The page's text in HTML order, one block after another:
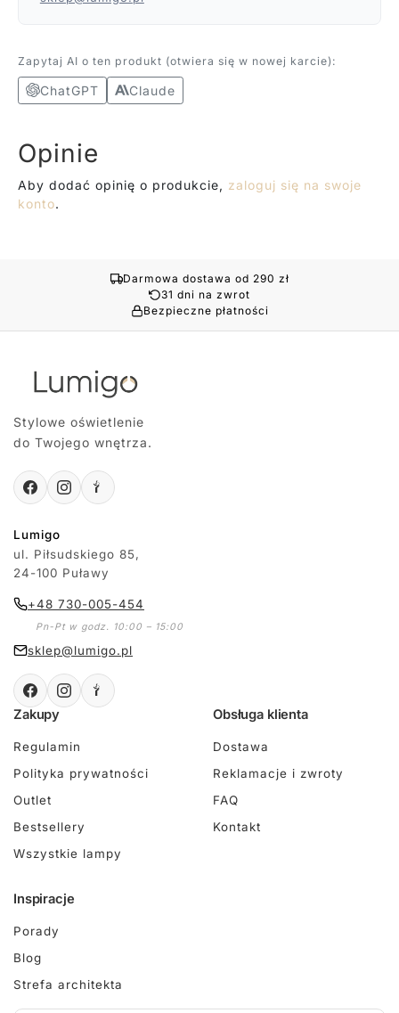
Zapytaj AI o ten produkt (otwiera się w nowej karcie):
ChatGPT Claude
Opinie
Aby dodać opinię o produkcie, zaloguj się na swoje
konto.
Darmowa dostawa od 290 zł
31 dni na zwrot
Bezpieczne płatności
Stylowe oświetlenie
do Twojego wnętrza.
Lumigo
ul. Piłsudskiego 85,
24-100 Puławy
+48 730-005-454
Pn-Pt w godz. 10:00 – 15:00
sklep@lumigo.pl
Zakupy
Regulamin
Polityka prywatności
Outlet
Bestsellery
Wszystkie lampy
Obsługa klienta
Dostawa
Reklamacje i zwroty
FAQ
Kontakt
Inspiracje
Porady
Blog
Strefa architekta